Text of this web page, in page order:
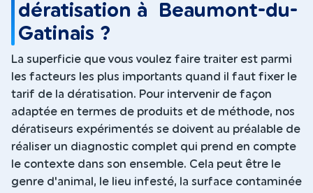
dératisation à Beaumont-du-
Gatinais ?
La superficie que vous voulez faire traiter est parmi
les facteurs les plus importants quand il faut fixer le
tarif de la dératisation. Pour intervenir de façon
adaptée en termes de produits et de méthode, nos
dératiseurs expérimentés se doivent au préalable de
réaliser un diagnostic complet qui prend en compte
le contexte dans son ensemble. Cela peut être le
genre d'animal, le lieu infesté, la surface contaminée